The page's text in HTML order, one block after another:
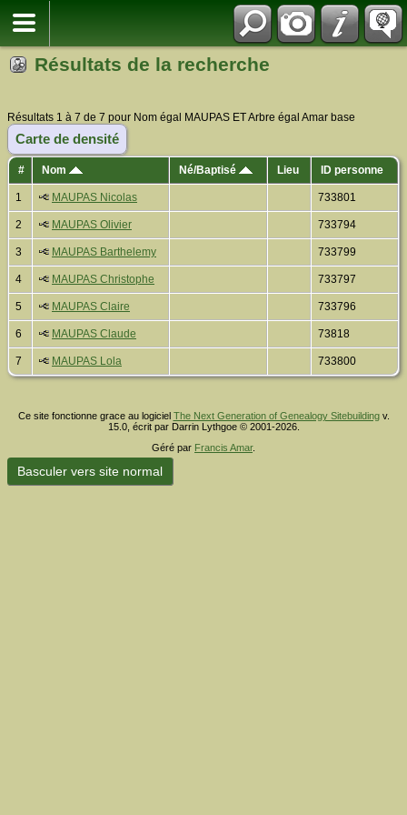
Résultats de la recherche
Résultats 1 à 7 de 7 pour Nom égal MAUPAS ET Arbre égal Amar base
Carte de densité
# Nom Né/Baptisé Lieu ID personne
1 MAUPAS Nicolas 733801
2 MAUPAS Olivier 733794
3 MAUPAS Barthelemy 733799
4 MAUPAS Christophe 733797
5 MAUPAS Claire 733796
6 MAUPAS Claude 73818
7 MAUPAS Lola 733800
Ce site fonctionne grace au logiciel The Next Generation of Genealogy Sitebuildingv.
15.0, écrit par Darrin Lythgoe © 2001-2026.
Géré par Francis Amar.
Basculer vers site normal